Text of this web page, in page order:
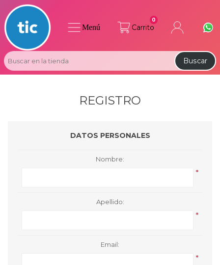
Carrito
0
Buscar
Menú
REGISTRO
DATOS PERSONALES
Nombre:
*
Apellido:
*
Email:
*